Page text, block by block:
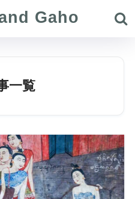
Gaho
一覧